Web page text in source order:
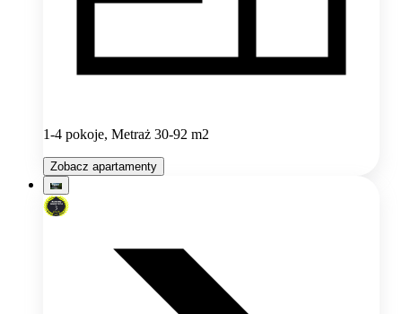
1-4 pokoje, Metraż 30-92 m2
Zobacz apartamenty